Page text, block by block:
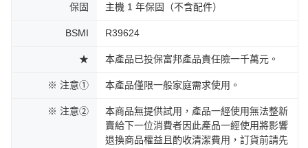
保固 主機 1 年保固（不含配件）
BSMI R39624
★ 本產品已投保富邦產品責任險一千萬元。
※ 注意① 本產品僅限一般家庭需求使用。
※ 注意②
本商品無提供試用，產品一經使用無法整新
賣給下一位消費者因此產品一經使用將影響
退換商品權益且酌收清潔費用，訂貨前請先